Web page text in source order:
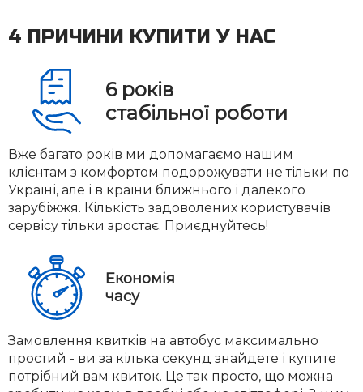
4 ПРИЧИНИ КУПИТИ У НАС
6 років
стабільної роботи
Вже багато років ми допомагаємо нашим
клієнтам з комфортом подорожувати не тільки по
Україні, але і в країни ближнього і далекого
зарубіжжя. Кількість задоволених користувачів
сервісу тільки зростає. Приєднуйтесь!
Економія
часу
Замовлення квитків на автобус максимально
простий - ви за кілька секунд знайдете і купите
потрібний вам квиток. Це так просто, що можна